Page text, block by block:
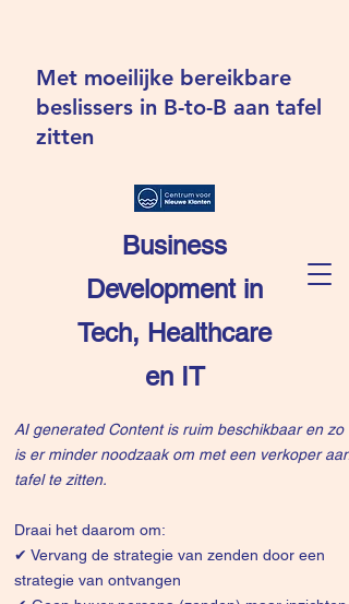
Business
Development in
Tech, Healthcare
en IT
Met moeilijke bereikbare
beslissers in B-to-B aan tafel
zitten
AI generated Content is ruim beschikbaar en zo
is er minder noodzaak om met een verkoper aan
tafel te zitten.
Draai het daarom om:
✔ Vervang de strategie van zenden door een
strategie van ontvangen